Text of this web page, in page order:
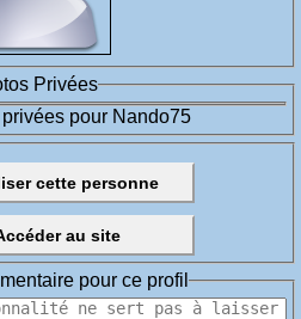
Privées
pour Nando75
pour ce profil